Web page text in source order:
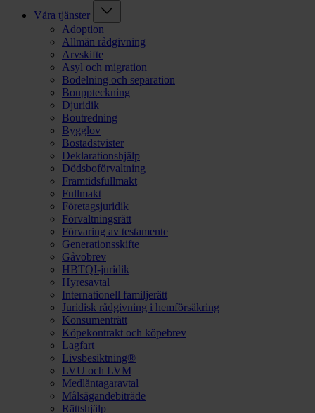
Våra tjänster
Adoption
Allmän rådgivning
Arvskifte
Asyl och migration
Bodelning och separation
Bouppteckning
Djuridik
Boutredning
Bygglov
Bostadstvister
Deklarationshjälp
Dödsboförvaltning
Framtidsfullmakt
Fullmakt
Företagsjuridik
Förvaltningsrätt
Förvaring av testamente
Generationsskifte
Gåvobrev
HBTQI-juridik
Hyresavtal
Internationell familjerätt
Juridisk rådgivning i hemförsäkring
Konsumenträtt
Köpekontrakt och köpebrev
Lagfart
Livsbesiktning®
LVU och LVM
Medlåntagaravtal
Målsägandebiträde
Rättshjälp